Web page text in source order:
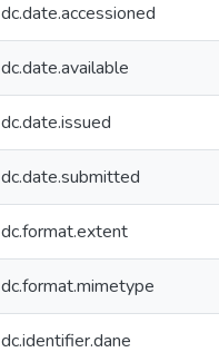
dc.date.accessioned
dc.date.available
dc.date.issued
dc.date.submitted
dc.format.extent
dc.format.mimetype
dc.identifier.dane